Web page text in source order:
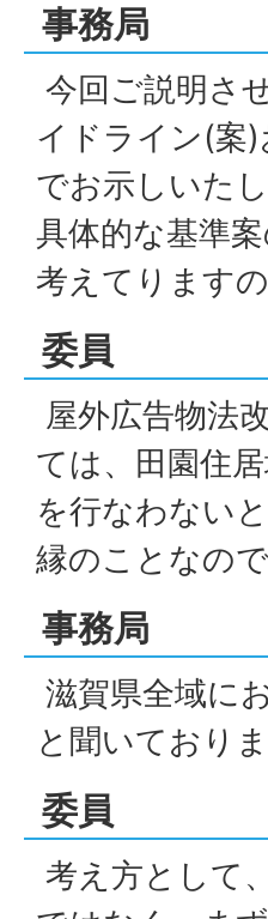
事務局
今回ご説明さ
イドライン(案
でお示しいた
具体的な基準
考えてります
委員
屋外広告物法
ては、田園住
を行なわない
縁のことなの
事務局
滋賀県全域に
と聞いておりま
委員
考え方として